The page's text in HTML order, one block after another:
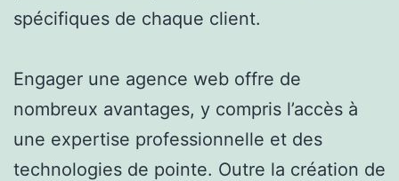
spécifiques de chaque client.
Engager une agence web offre de
nombreux avantages, y compris l’accès à
une expertise professionnelle et des
technologies de pointe. Outre la création de